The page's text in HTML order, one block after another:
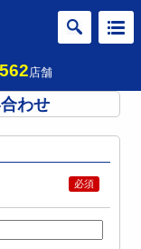
店舗
わせ